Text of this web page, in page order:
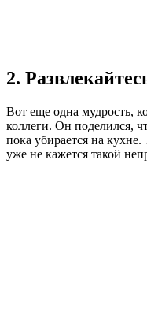
2.
Вот еще одна мудрость,
коллеги. Он поделился,
пока убирается на
уже не кажется такой